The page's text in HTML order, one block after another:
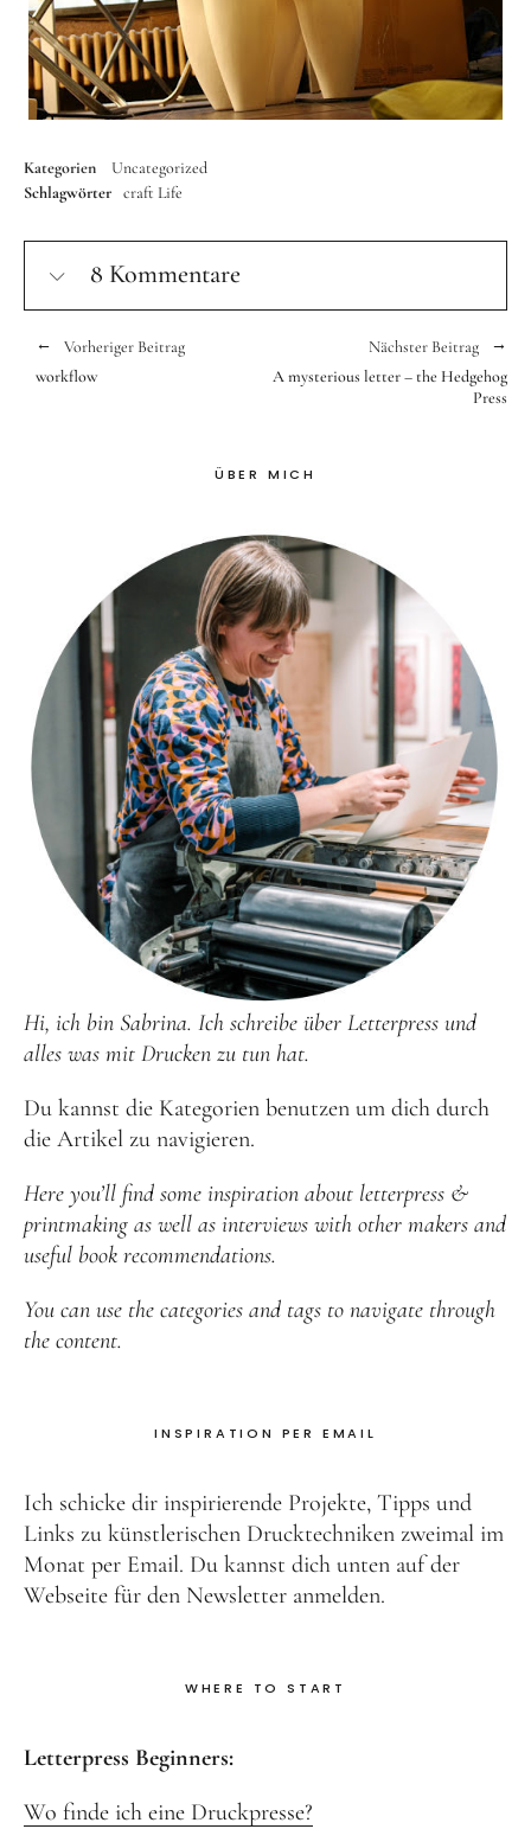
Kategorien
Uncategorized
Schlagwörter craft Life
8 Kommentare
Vorheriger Beitrag
workflow
Nächster Beitrag
A mysterious letter – the Hedgehog
Press
ÜBER MICH
Hi, ich bin Sabrina. Ich schreibe über Letterpress und
alles was mit Drucken zu tun hat.
Du kannst die Kategorien benutzen um dich durch
die Artikel zu navigieren.
Here you’ll find some inspiration about letterpress &
printmaking as well as interviews with other makers and
useful book recommendations.
You can use the categories and tags to navigate through
the content.
INSPIRATION PER EMAIL
Ich schicke dir inspirierende Projekte, Tipps und
Links zu künstlerischen Drucktechniken zweimal im
Monat per Email. Du kannst dich unten auf der
Webseite für den Newsletter anmelden.
WHERE TO START
Letterpress Beginners:
Wo finde ich eine Druckpresse?